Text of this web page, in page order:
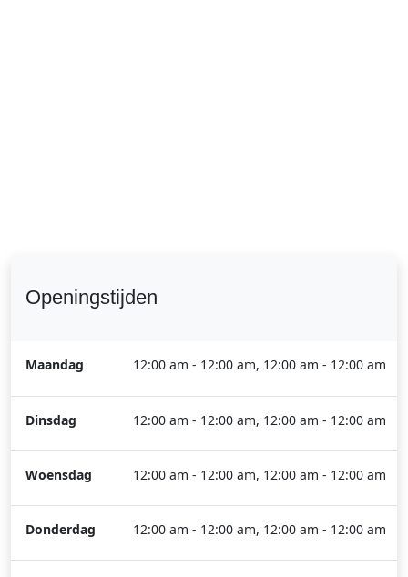
Openingstijden
Maandag 12:00 am - 12:00 am, 12:00 am - 12:00 am
Dinsdag 12:00 am - 12:00 am, 12:00 am - 12:00 am
Woensdag 12:00 am - 12:00 am, 12:00 am - 12:00 am
Donderdag 12:00 am - 12:00 am, 12:00 am - 12:00 am